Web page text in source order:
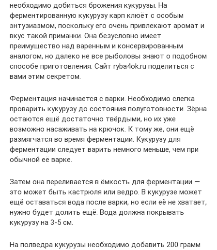
необходимо добиться брожения кукурузы. На
ферментированную кукурузу карп клюёт с особым
энтузиазмом, поскольку его очень привлекают аромат и
вкус такой приманки. Она безусловно имеет
преимущество над варенным и консервированным
аналогом, но далеко не все рыболовы знают о подобном
способе приготовления. Сайт ryba4ok.ru поделиться с
вами этим секретом.
Ферментация начинается с варки. Необходимо слегка
проварить кукурузу до состояния полуготовности. Зёрна
остаются ещё достаточно твёрдыми, но их уже
возможно насаживать на крючок. К тому же, они ещё
размягчатся во время ферментации. Кукурузу для
ферментации следует варить немного меньше, чем при
обычной её варке.
Затем она переливается в ёмкость для ферментации —
это может быть кастрюля или ведро. В кукурузе может
ещё оставаться вода после варки, но если её не хватает,
нужно будет долить ещё. Вода должна покрывать
кукурузу на 3-5 см.
На полведра кукурузы необходимо добавить 200 грамм